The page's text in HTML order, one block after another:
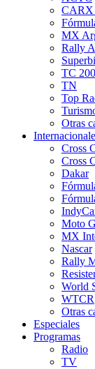
CARX
MX
Rally
TC
TN
Top
Otras
Cross
Cross
Dakar
Moto
MX
Nascar
Rally
World
WTCR
Otras
Especiales
Programas
Radio
TV